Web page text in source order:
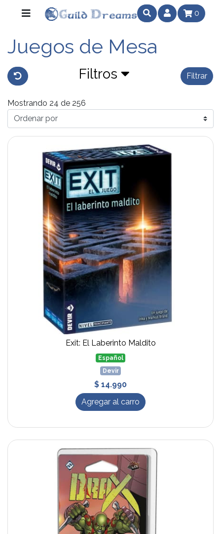
0
Juegos de Mesa
Filtros Filtrar
Mostrando 24 de 256
Exit: El Laberinto Maldito
Español
Devir
$ 14.990
Agregar al carro